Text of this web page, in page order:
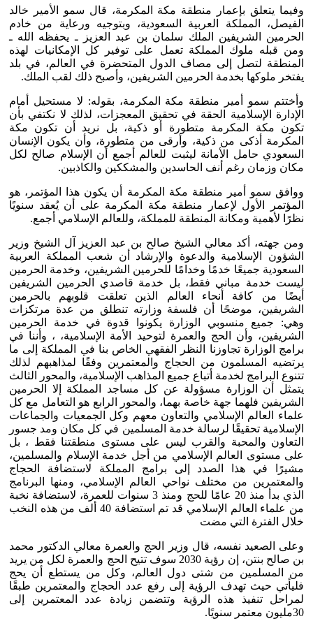
وفيما يتعلق بإعمار منطقة مكة المكرمة، قال سمو الأمير خالد
الفيصل، المملكة العربية السعودية، وبتوجيه ورعاية من خادم
الحرمين الشريفين الملك سلمان بن عبد العزيز ـ يحفظه الله ـ
ومن قبله ملوك المملكة تعمل على توفير كل الإمكانيات لهذه
المنطقة لتصل إلى مصاف الدول المتحضرة في العالم، في بلد
يفتخر ملوكها بخدمة الحرمين الشريفين، وأصبح ذلك لقب الملك.
وأختتم سمو أمير منطقة مكة المكرمة، بقوله: لا مستحيل أمام
الإدارة الإسلامية الحقة في تحقيق المعجزات، لذلك لا نكتفي بأن
تكون مكة المكرمة متطورة أو ذكية، بل نريد أن تكون مكة
المكرمة أذكى من ذكية، وأرقى من متطورة، وأن يكون الإنسان
السعودي حامل الأمانة ليثبت للعالم أجمع أن الإسلام صالح لكل
مكان وزمان رغم أنف الحاسدين والمشككين والكاذبين.
ووافق سمو أمير منطقة مكة المكرمة أن يكون هذا المؤتمر، هو
المؤتمر الأول لإعمار منطقة مكة المكرمة على أن يُعقد سنويًا
نظرًا لأهمية ومكانة المنطقة للمملكة، وللعالم الإسلامي أجمع.
ومن جهته، أكد معالي الشيخ صالح بن عبد العزيز آل الشيخ وزير
الشؤون الإسلامية والدعوة والإرشاد أن شعب المملكة العربية
السعودية جميعًا خدمًا وخدامًا للحرمين الشريفين، وخدمة الحرمين
ليست خدمة مباني فقط، بل خدمة قاصدي الحرمين الشريفين
أيضًا من كافة أنحاء العالم الذين تعلقت قلوبهم بالحرمين
الشريفين، موضحًا أن فلسفة وزارته تنطلق من عدة مرتكزات
وهي: جميع منسوبي الوزارة يكونوا قدوة في خدمة الحرمين
الشريفين، وأن الحج والعمرة لتوحيد الأمة الإسلامية، ، وأننا في
برامج الوزارة تجاوزنا النظر الفقهي الخاص بنا في المملكة إلى ما
يرتضيه المسلمون من الحجاج والمعتمرين وفقًا لمذاهبهم لذلك
تتنوع البرامج لخدمة أتباع جميع المذاهب الإسلامية، والمحور الثالث
يتمثل أن الوزارة مسؤولة عن كل مساجد المملكة إلا الحرمين
الشريفين فلهما جهة خاصة بهما، والمحور الرابع هو التعامل مع كل
علماء العالم الإسلامي والتعاون معهم وكل الجمعيات والجماعات
الإسلامية تحقيقًا لرسالة خدمة المسلمين في كل مكان ومد جسور
التعاون والمحبة والقرب ليس على مستوى منطقتنا فقط ، بل
على مستوى العالم الإسلامي من أجل خدمة الإسلام والمسلمين،
مشيرًا في هذا الصدد إلى برامج المملكة لاستضافة الحجاج
والمعتمرين من مختلف نواحي العالم الإسلامي، ومنها البرنامج
الذي بدأ منذ 20 عامًا للحج ومنذ 3 سنوات للعمرة، لاستضافة نخبة
من علماء العالم الإسلامي قد تم استضافة 40 ألف من هذه النخب
خلال الفترة التي مضت
وعلى الصعيد نفسه، قال وزير الحج والعمرة معالي الدكتور محمد
بن صالح بنتن، إن رؤية 2030 سوف تتيح الحج والعمرة لكل من يريد
من المسلمين من شتى دول العالم، وكل من يستطع أن يحج
فليأتي حيث تهدف الرؤية إلى رفع عدد الحجاج والمعتمرين طبقًا
لمراحل تنفيذ هذه الرؤية وتتضمن زيادة عدد المعتمرين إلى
30مليون معتمر سنويًا.